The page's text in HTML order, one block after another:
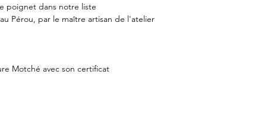
poignet dans notre liste
Pérou, par le maître artisan de l'atelier
Motché avec son certificat